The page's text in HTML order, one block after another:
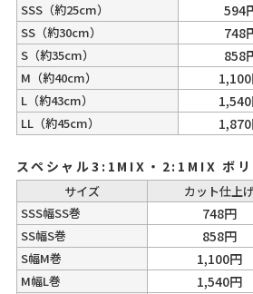
SSS（約25cm） 594
SS（約30cm） 748
S（約35cm） 858
M （約40cm）
L（約43cm）
LL（約45cm）
スペシャル3:1MIX・2:1MIX ボリ
サイズ カット仕上げ
SSS幅SS巻
748円
SS幅S巻 858円
S幅M巻 1,100円
M幅L巻 1,540円